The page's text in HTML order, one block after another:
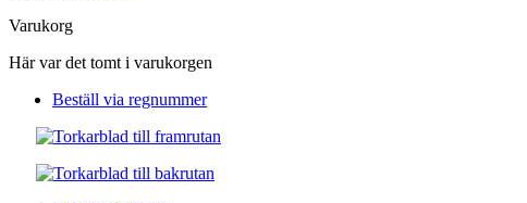
Varukorg
Här var det tomt i varukorgen
Beställ via regnummer